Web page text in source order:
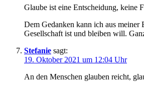
Glaube ist eine Entscheidung, keine
Dem Gedanken kann ich aus meiner
Gesellschaft ist und bleiben will.
Stefanie sagt:
19. Oktober 2021 um 12:04 Uhr
An den Menschen glauben reicht,